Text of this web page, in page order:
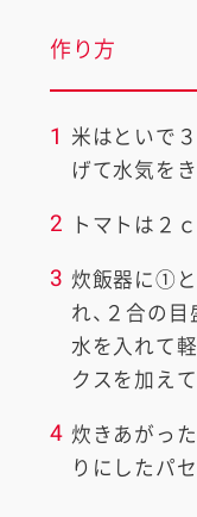
作り方
1 米はといで
げて水気をき
2 トマトは２
3 炊飯器に①
れ、２合の
水を入れて
クスを加えて
4 炊きあがっ
りにしたパ